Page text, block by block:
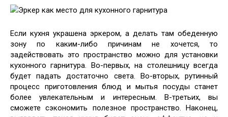
Эркер как место для кухонного гарнитура
Если кухня украшена эркером, а делать там обеденную
зону по каким-либо причинам не хочется, то
задействовать это пространство можно для установки
кухонного гарнитура. Во-первых, на столешницу всегда
будет падать достаточно света. Во-вторых, рутинный
процесс приготовления блюд и мытья посуды станет
более увлекательным и интересным. В-третьих, вы
сможете сэкономить полезное пространство. Наконец,